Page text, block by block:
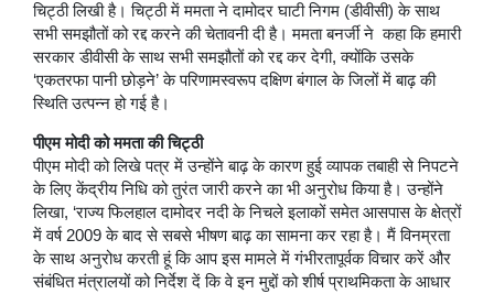
चिट्ठी लिखी है। चिट्ठी में ममता ने दामोदर घाटी निगम (डीवीसी) के साथ
सभी समझौतों को रद्द करने की चेतावनी दी है। ममता बनर्जी ने कहा कि हमारी
सरकार डीवीसी के साथ सभी समझौतों को रद्द कर देगी, क्योंकि उसके
‘एकतरफा पानी छोड़ने’ के परिणामस्वरूप दक्षिण बंगाल के जिलों में बाढ़ की
स्थिति उत्पन्न हो गई है।
पीएम मोदी को ममता की चिट्ठी
पीएम मोदी को लिखे पत्र में उन्होंने बाढ़ के कारण हुई व्यापक तबाही से निपटने
के लिए केंद्रीय निधि को तुरंत जारी करने का भी अनुरोध किया है। उन्होंने
लिखा, ‘राज्य फिलहाल दामोदर नदी के निचले इलाकों समेत आसपास के क्षेत्रों
में वर्ष 2009 के बाद से सबसे भीषण बाढ़ का सामना कर रहा है। मैं विनम्रता
के साथ अनुरोध करती हूं कि आप इस मामले में गंभीरतापूर्वक विचार करें और
संबंधित मंत्रालयों को निर्देश दें कि वे इन मुद्दों को शीर्ष प्राथमिकता के आधार